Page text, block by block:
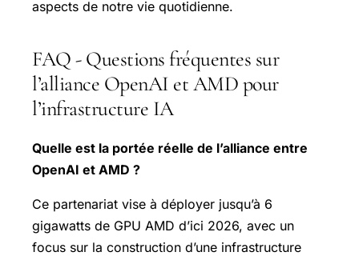
aspects de notre vie quotidienne.
FAQ - Questions fréquentes sur
l’alliance OpenAI et AMD pour
l’infrastructure IA
Quelle est la portée réelle de l’alliance entre
OpenAI et AMD ?
Ce partenariat vise à déployer jusqu’à 6
gigawatts de GPU AMD d’ici 2026, avec un
focus sur la construction d’une infrastructure